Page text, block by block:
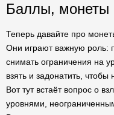
Баллы, монеты
Теперь давайте про
Они играют важную роль:
снимать ограничения на
взять и задонатить,
Вот тут встаёт вопрос о
уровнями,